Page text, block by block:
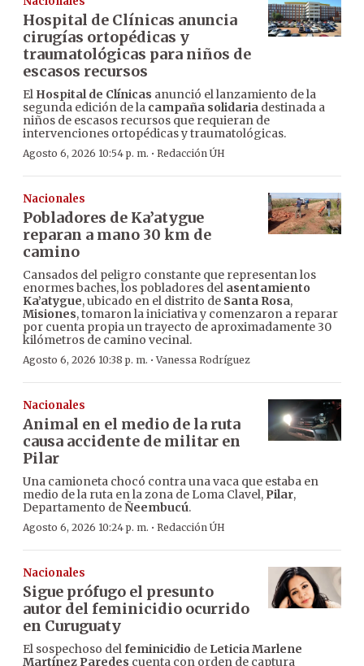
Hospital de Clínicas anuncia
cirugías ortopédicas y
traumatológicas para niños de
escasos recursos
El Hospital de Clínicas anunció el lanzamiento de la
segunda edición de la campaña solidaria destinada a
niños de escasos recursos que requieran de
intervenciones ortopédicas y traumatológicas.
Agosto 6, 2026 10:54 p. m. · Redacción ÚH
Nacionales
Pobladores de Ka’atygue
reparan a mano 30 km de
camino
Cansados del peligro constante que representan los
enormes baches, los pobladores del asentamiento
Ka’atygue, ubicado en el distrito de Santa Rosa,
Misiones, tomaron la iniciativa y comenzaron a reparar
por cuenta propia un trayecto de aproximadamente 30
kilómetros de camino vecinal.
Agosto 6, 2026 10:38 p. m. ·Vanessa Rodríguez
Nacionales
Animal en el medio de la ruta
causa accidente de militar en
Pilar
Una camioneta chocó contra una vaca que estaba en
medio de la ruta en la zona de Loma Clavel, Pilar,
Departamento deÑeembucú.
Agosto 6, 2026 10:24 p. m. · Redacción ÚH
Nacionales
Sigue prófugo el presunto
autor del feminicidio ocurrido
en Curuguaty
El sospechoso delfeminicidio de Leticia Marlene
Martínez Paredes cuenta con orden de captura